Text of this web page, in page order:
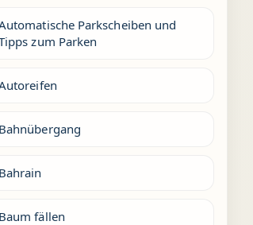
Parkscheiben und
zum Parken
Bahnübergang
Bahrain
Baum fällen